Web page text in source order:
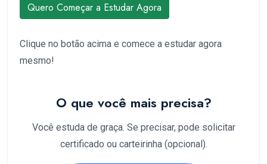
Quero Começar a Estudar Agora
Clique no botão acima e comece a estudar agora
mesmo!
O que você mais precisa?
Você estuda de graça. Se precisar, pode solicitar
certificado ou carteirinha (opcional).